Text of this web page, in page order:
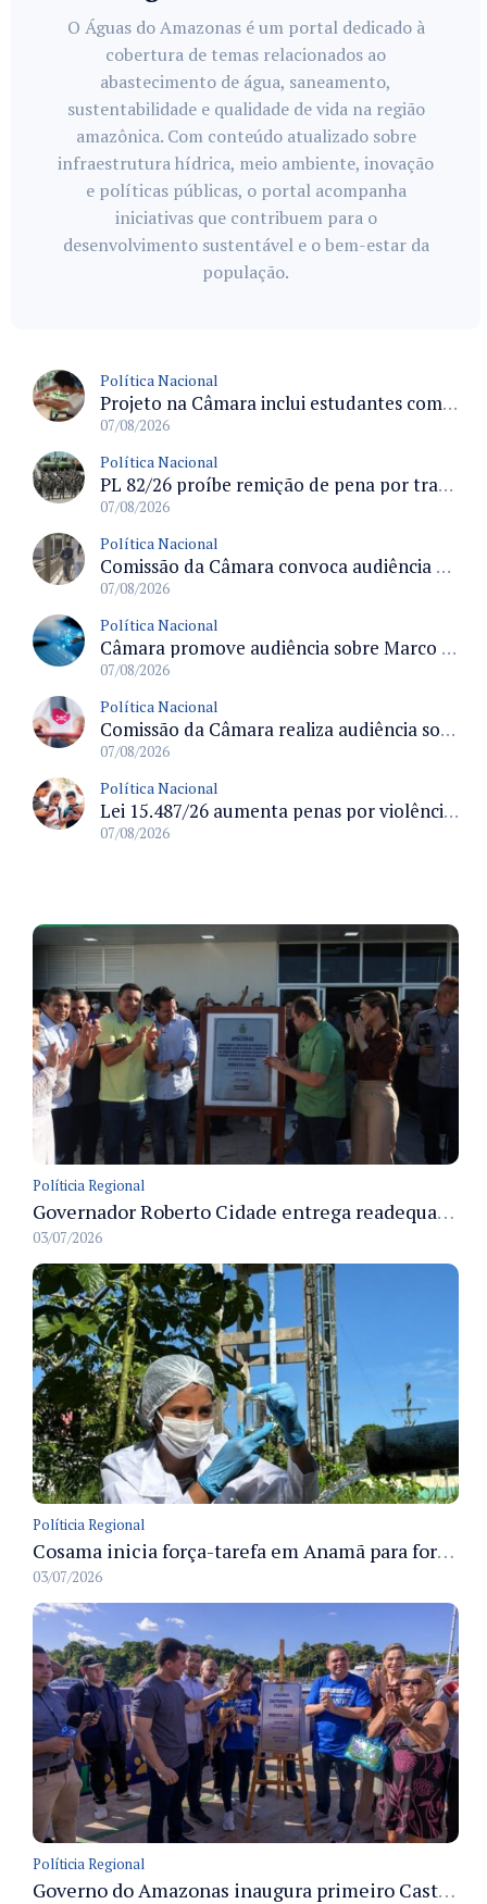
O Águas do Amazonas é um portal dedicado à
cobertura de temas relacionados ao
abastecimento de água, saneamento,
sustentabilidade e qualidade de vida na região
amazônica. Com conteúdo atualizado sobre
infraestrutura hídrica, meio ambiente, inovação
e políticas públicas, o portal acompanha
iniciativas que contribuem para o
desenvolvimento sustentável e o bem-estar da
população.
Política Nacional
Projeto na Câmara inclui estudantes com deficiência no regime escolar especial da LDB e estabelece critérios para frequência
07/08/2026
Política Nacional
PL 82/26 proíbe remição de pena por trabalho em funções militares para condenados por crimes contra o Estado Democrático de Direito
07/08/2026
Política Nacional
Comissão da Câmara convoca audiência para discutir misoginia nas escolas e universidades após divulgação de listas misóginas
07/08/2026
Política Nacional
Câmara promove audiência sobre Marco de Fomento à Economia Digital e impactos da inteligência artificial
07/08/2026
Política Nacional
Comissão da Câmara realiza audiência sobre apostas online para medir o tamanho do mercado ilegal
07/08/2026
Política Nacional
Lei 15.487/26 aumenta penas por violência sexual digital contra crianças e adolescentes e autoriza ronda virtual para investigação
07/08/2026
Políticia Regional
Governador Roberto Cidade entrega readequação do ambulatório da FCecon e amplia capacidade de atendimento oncológico em Manaus
03/07/2026
Políticia Regional
Cosama inicia força-tarefa em Anamã para fortalecer abastecimento de água e segurança hídrica da população
03/07/2026
Políticia Regional
Governo do Amazonas inaugura primeiro Castramóvel Fluvial para atendimento veterinário às comunidades ribeirinhas e castração gratuita